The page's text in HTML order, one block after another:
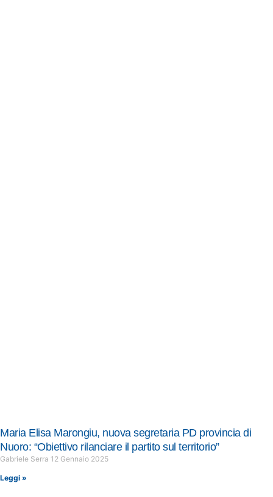
Maria Elisa Marongiu, nuova segretaria PD provincia di
Nuoro: “Obiettivo rilanciare il partito sul territorio”
Gabriele Serra 12 Gennaio 2025
Leggi »